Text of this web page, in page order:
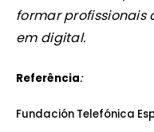
formar profissionais
em digital.
Referência:
Fundación Telefónica